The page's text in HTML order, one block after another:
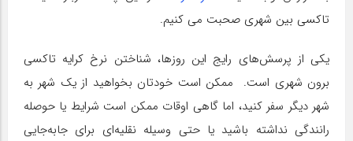
تاکسی بین شهری صحبت می کنیم.
یکی از پرسش‌های رایج این روزها، شناختن نرخ کرایه تاکسی
برون شهری است. ممکن است خودتان بخواهید از یک شهر به
شهر دیگر سفر کنید، اما گاهی اوقات ممکن است شرایط یا حوصله
رانندگی نداشته باشید یا حتی وسیله نقلیه‌ای برای جابه‌جایی